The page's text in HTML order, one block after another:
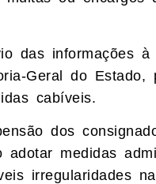
das informações à
Geral do Estado,
cabíveis.
dos
medidas
irregularidades